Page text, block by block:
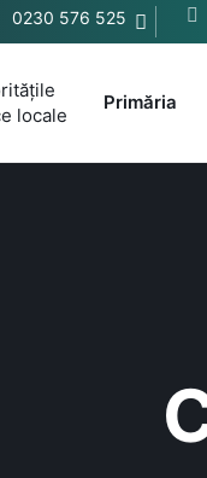
0230 576 525
locale
Primăria